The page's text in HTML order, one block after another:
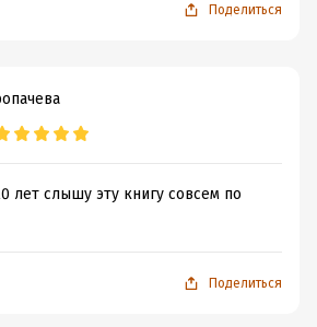
Поделиться
лет слышу эту книгу совсем по
Поделиться